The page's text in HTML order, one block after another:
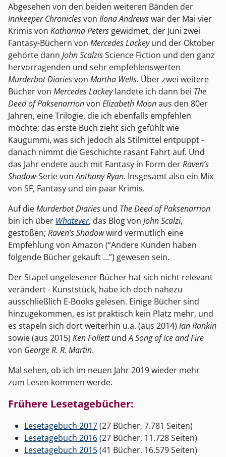
Abgesehen von den beiden weiteren Bänden der
Innkeeper Chroniclesvon Ilona Andrewswar der Mai vier
Krimis von Katharina Peters gewidmet, der Juni zwei
Fantasy-Büchern von Mercedes Lackeyund der Oktober
gehörte dann John ScalzisScience Fiction und den ganz
hervorragenden und sehr empfehlenswerten
Murderbot Diariesvon Martha Wells. Über zwei weitere
Bücher von Mercedes Lackeylandete ich dann bei The
Deed of Paksenarrionvon Elizabeth Moonaus den 80er
Jahren, eine Trilogie, die ich ebenfalls empfehlen
möchte; das erste Buch zieht sich gefühlt wie
Kaugummi, was sich jedoch als Stilmittel entpuppt -
danach nimmt die Geschichte rasant Fahrt auf. Und
das Jahr endete auch mit Fantasy in Form derRaven’s
Shadow-Serie vonAnthony Ryan. Insgesamt also ein Mix
von SF, Fantasy und ein paar Krimis.
Auf dieMurderbot Diaries und The Deed of Paksenarrion
bin ich über Whatever, das Blog von John Scalzi,
gestoßen; Raven’s Shadowwird vermutlich eine
Empfehlung von Amazon (“Andere Kunden haben
folgende Bücher gekauft …”) gewesen sein.
Der Stapel ungelesener Bücher hat sich nicht relevant
verändert - Kunststück, habe ich doch nahezu
ausschließlich E-Books gelesen. Einige Bücher sind
hinzugekommen, es ist praktisch kein Platz mehr, und
es stapeln sich dort weiterhin u.a. (aus 2014) Ian Rankin
sowie (aus 2015) Ken FollettundA Song of Ice and Fire
von George R. R. Martin.
Mal sehen, ob ich im neuen Jahr 2019 wieder mehr
zum Lesen kommen werde.
Frühere Lesetagebücher:
Lesetagebuch 2017(27 Bücher, 7.781 Seiten)
Lesetagebuch 2016(27 Bücher, 11.728 Seiten)
Lesetagebuch 2015(41 Bücher, 16.579 Seiten)